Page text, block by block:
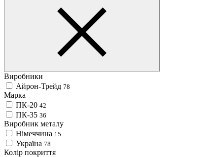
Виробники
Айрон-Трейд 78
Марка
ПК-20 42
ПК-35 36
Виробник металу
Німеччина 15
Україна 78
Колір покриття